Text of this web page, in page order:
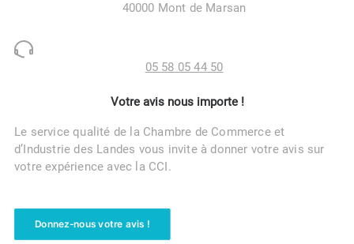
40000 Mont de Marsan
05 58 05 44 50
Votre avis nous importe !
Le service qualité de la Chambre de Commerce et
d’Industrie des Landes vous invite à donner votre avis sur
votre expérience avec la CCI.
Donnez-nous votre avis !